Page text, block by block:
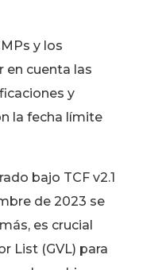
y los
en cuenta las
y
la fecha límite
bajo TCF v2.1
de 2023 se
es crucial
List (GVL) para